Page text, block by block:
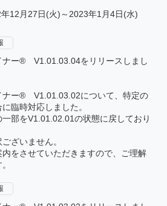
12月27日(火)～2023年1月4日(水)
ナー® V1.01.03.04をリリースしまし
ナー® V1.01.03.02について、特定の
臨時対応しました。
部をV1.01.02.01の状態に戻しており
ざいません。
をさせていただきますので、ご理解